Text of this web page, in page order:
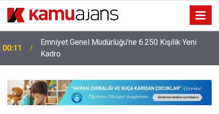
00:11
Emniyet Genel Müdürlüğü'ne 6.250 Kişilik Yeni
Kadro